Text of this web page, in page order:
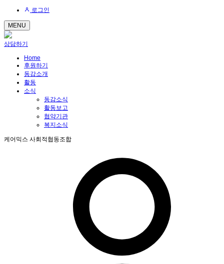
로그인
MENU
상담하기
Home
후원하기
동감소개
활동
소식
동감소식
활동보고
협약기관
복지소식
케어믹스 사회적협동조합